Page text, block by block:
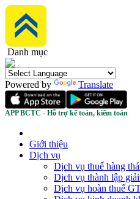
Danh mục
Powered by Translate
APP BCTC - Hỗ trợ kế toán, kiểm toán
Giới thiệu
Dịch vụ
Dịch vụ thuế hàng
Dịch vụ thành lập
Dịch vụ hoàn thuế